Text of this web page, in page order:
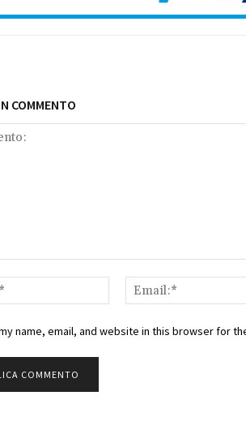
COMMENTO
Nome:*
name, email, and website in this browser for